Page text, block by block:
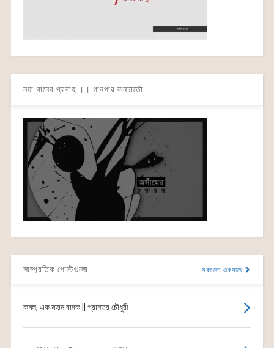
নয়া গানের প্রবাহ ।। গানপার কনচার্তো
সাম্প্রতিক পোস্টগুলো সবগুলো একসাথে
কমল, এক মহান বাদক || প্রান্তর চৌধুরী